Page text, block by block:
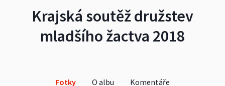
Krajská soutěž družstev
mladšího žactva 2018
Fotky O albu Komentáře